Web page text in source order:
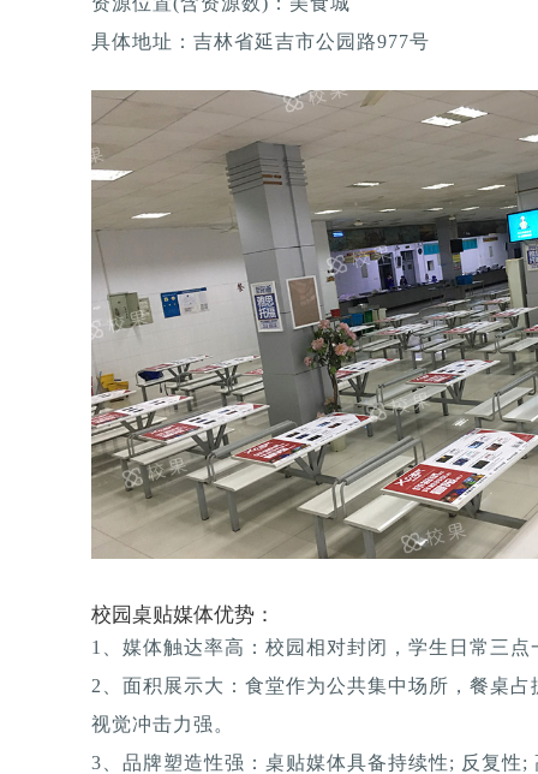
具体地址：吉林省延吉市公园路977号
校园桌贴媒体优势：
1、媒体触达率高：校园相对封闭，学生日常三
2、面积展示大：食堂作为公共集中场所，餐桌
视觉冲击力强。
3、品牌塑造性强：桌贴媒体具备持续性; 反复性;